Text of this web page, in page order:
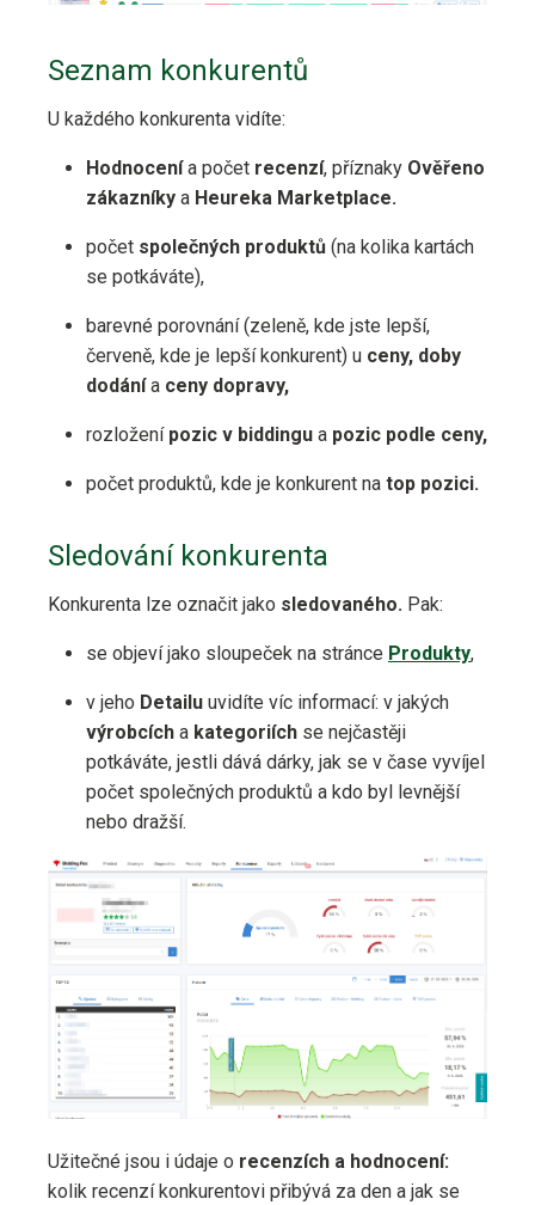
Seznam konkurentů
U každého konkurenta vidíte:
Hodnocenía počet recenzí, příznaky Ověřeno
zákazníky a Heureka Marketplace.
počet společných produktů (na kolika kartách
se potkáváte),
barevné porovnání (zeleně, kde jste lepší,
červeně, kde je lepší konkurent) u ceny, doby
dodánía ceny dopravy,
rozložení pozic v biddingu a pozic podle ceny,
počet produktů, kde je konkurent na top pozici.
Sledování konkurenta
Konkurenta lze označit jako sledovaného. Pak:
se objeví jako sloupeček na stránce Produkty,
v jeho Detailu uvidíte víc informací: v jakých
výrobcích a kategoriích se nejčastěji
potkáváte, jestli dává dárky, jak se v čase vyvíjel
počet společných produktů a kdo byl levnější
nebo dražší.
Užitečné jsou i údaje o recenzích a hodnocení:
kolik recenzí konkurentovi přibývá za den a jak se